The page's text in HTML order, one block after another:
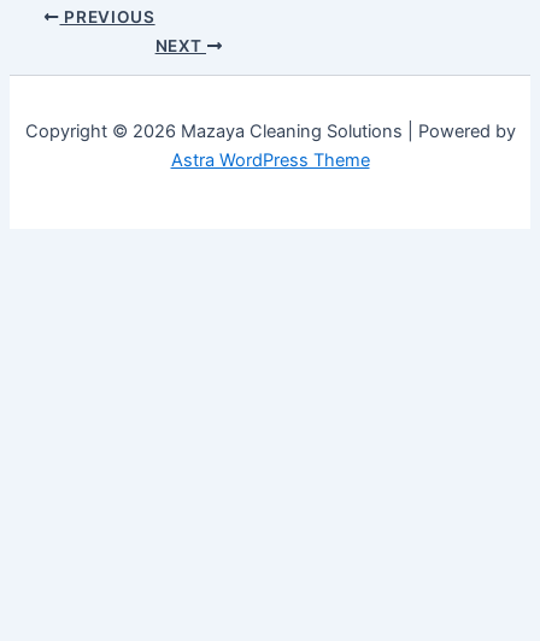
PREVIOUS
NEXT
Copyright © 2026 Mazaya Cleaning Solutions | Powered by
Astra WordPress Theme